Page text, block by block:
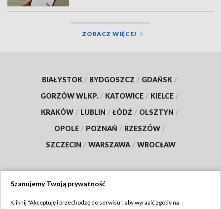
ZOBACZ WIĘCEJ
BIAŁYSTOK / BYDGOSZCZ / GDAŃSK /
GORZÓW WLKP. / KATOWICE / KIELCE /
KRAKÓW / LUBLIN / ŁÓDŹ / OLSZTYN /
OPOLE / POZNAŃ / RZESZÓW /
SZCZECIN / WARSZAWA / WROCŁAW
Szanujemy Twoją prywatność
Kliknij "Akceptuję i przechodzę do serwisu", aby wyrazić zgody na